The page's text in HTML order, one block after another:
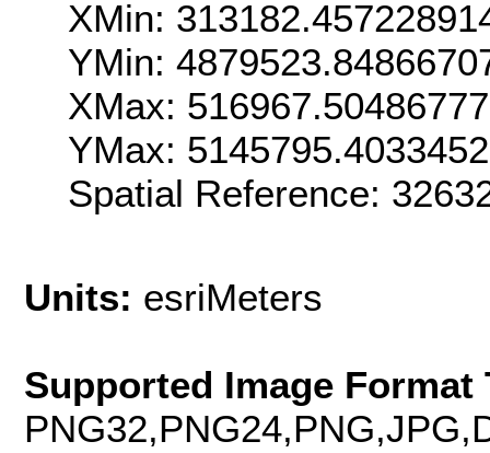
XMin:
YMin:
XMax:
YMax: 5145795.4033452
Spatial Reference:
Units: esriMeters
Supported Image Format